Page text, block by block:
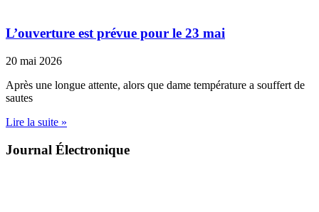
L’ouverture est prévue pour le 23 mai
20 mai 2026
Après une longue attente, alors que dame température a souffert de
sautes
Lire la suite »
Journal Électronique